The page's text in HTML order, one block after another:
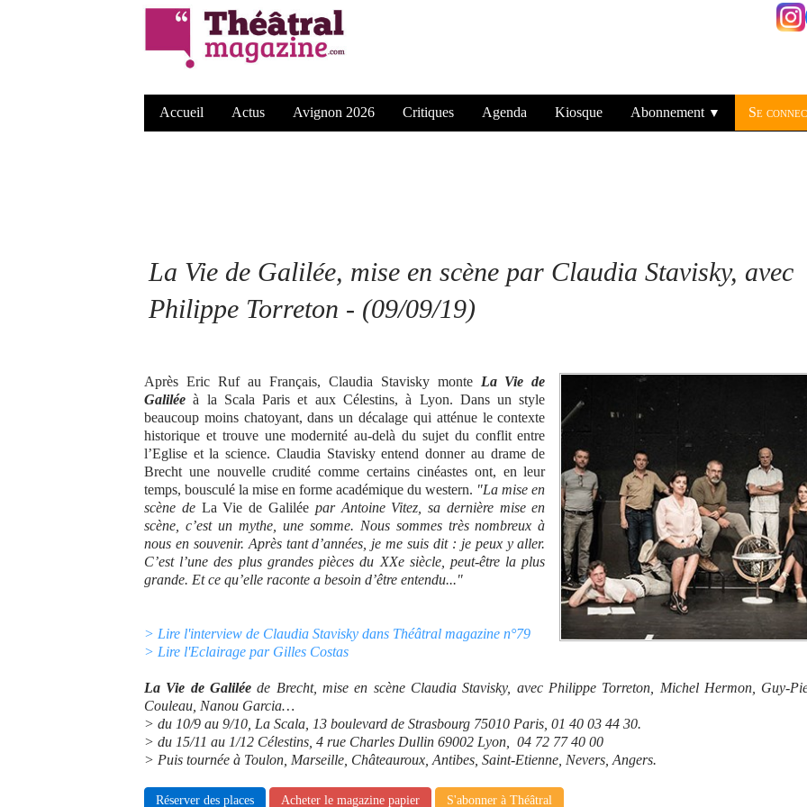
Accueil Actus Avignon 2026 Critiques Agenda Kiosque Abonnement ▼ Se
La Vie de Galilée, mise en scène par Claudia Stavisky, avec
Philippe Torreton - (09/09/19)
Après Eric Ruf au Français, Claudia Stavisky monte La Vie de
Galilée à la Scala Paris et aux Célestins, à Lyon. Dans un style
beaucoup moins chatoyant, dans un décalage qui atténue le contexte
historique et trouve une modernité au-delà du sujet du conflit entre
l’Eglise et la science. Claudia Stavisky entend donner au drame de
Brecht une nouvelle crudité comme certains cinéastes ont, en leur
temps, bousculé la mise en forme académique du western. "La mise en
scène de La Vie de Galiléepar Antoine Vitez, sa dernière mise en
scène, c’est un mythe, une somme. Nous sommes très nombreux à
nous en souvenir. Après tant d’années, je me suis dit : je peux y aller.
C’est l’une des plus grandes pièces du XXe siècle, peut-être la plus
grande. Et ce qu’elle raconte a besoin d’être entendu..."
> Lire l'interview de Claudia Stavisky dans Théâtral magazine n°79
> Lire l'Eclairage par Gilles Costas
La Vie de Galiléede Brecht, mise en scène Claudia Stavisky, avec Philippe Torreton, Michel Hermon, Guy-
Couleau, Nanou Garcia…
> du 10/9 au 9/10, La Scala, 13 boulevard de Strasbourg 75010 Paris, 01 40 03 44 30.
> du 15/11 au 1/12 Célestins, 4 rue Charles Dullin 69002 Lyon, 04 72 77 40 00
> Puis tournée à Toulon, Marseille, Châteauroux, Antibes, Saint-Etienne, Nevers, Angers.
Réserver des places Acheter le magazine papier S'abonner à Théâtral